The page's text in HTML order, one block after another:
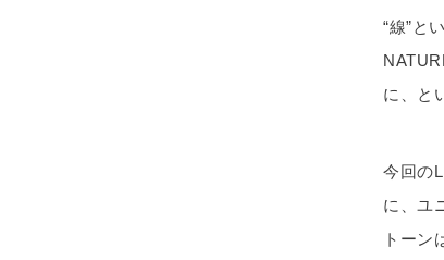
“線”と
に、と
今回の
に、ユ
トーン